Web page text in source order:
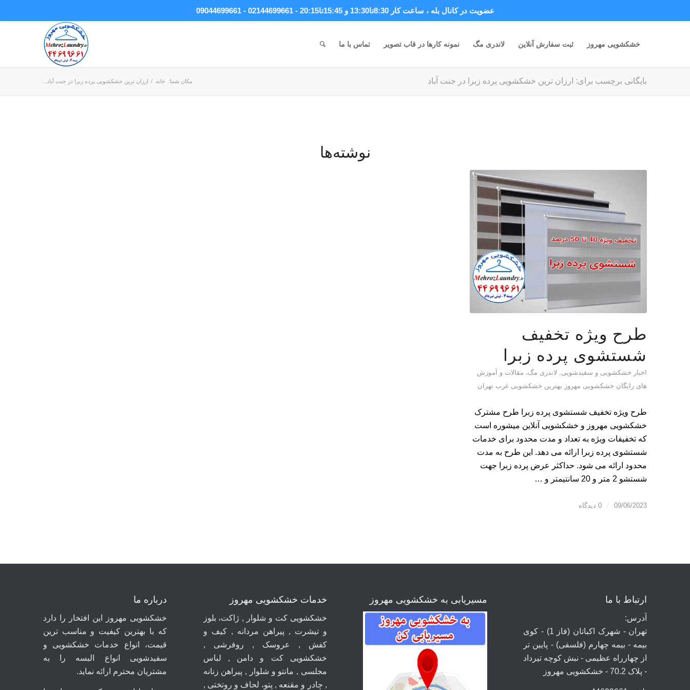
خشکشویی مهروز ثبت سفارش آنلاین لاندری مگ نمونه کارها در قاب تصویر تماس با ما
بایگانی برچسب برای: ارزان ترین خشکشویی پرده زبرا در جنت آباد مکان شما: خانه / ارزان ترین خشکشویی پرده زبرا در جنت آباد...
نوشته‌ها
طرح ویژه تخفیف
شستشوی پرده زبرا
اخبار خشکشویی و سفیدشویی
لاندری مگ، مقالات و آموزش
های رایگان خشکشویی مهروز بهترین خشکشویی غرب تهران
طرح ویژه تخفیف شستشوی پرده زبرا طرح مشترک
خشکشویی مهروز و خشکشویی آنلاین میشوره است
که تخفیفات ویژه به تعداد و مدت محدود برای خدمات
شستشوی پرده زبرا ارائه می دهد. این طرح به مدت
محدود ارائه می شود. حداکثر عرض پرده زبرا جهت
شستشو 2 متر و 20 سانتیمتر و …
09/06/2023
/ 0 دیدگاه
ارتباط با ما
آدرس:
تهران - شهرک اکباتان (فاز 1) - کوی
بیمه - بیمه چهارم (فلسفی) - پایین تر
از چهارراه عظیمی - نبش کوچه تیرداد
- پلاک 70.2 - خشکشویی مهروز
مسیریابی به خشکشویی مهروز خدمات خشکشویی مهروز
خشکشویی کت و شلوار , ژاکت، بلوز
و تیشرت , پیراهن مردانه , کیف و
کفش , عروسک , روفرشی ,
خشکشویی کت و دامن , لباس
مجلسی , مانتو و شلوار , پیراهن زنانه
, چادر و مقنعه , پتو، لحاف و روتختی ,
درباره ما
خشکشویی مهروز این افتخار را دارد
که با بهترین کیفیت و مناسب ترین
قیمت، انواع خدمات خشکشویی و
سفیدشویی انواع البسه را به
مشتریان محترم ارائه نماید.
عضویت در کانال بله ، ساعت کار 8:30تا13:30 و 15:45تا20:15 - 02144699661 - 09044699661